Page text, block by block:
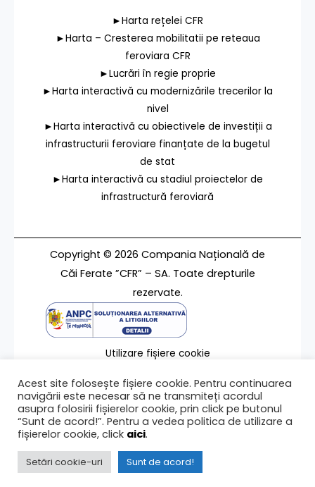
►Harta rețelei CFR
►Harta – Cresterea mobilitatii pe reteaua
feroviara CFR
►Lucrări în regie proprie
►Harta interactivă cu modernizările trecerilor la
nivel
►Harta interactivă cu obiectivele de investiții a
infrastructurii feroviare finanțate de la bugetul
de stat
►Harta interactivă cu stadiul proiectelor de
infrastructură feroviară
Copyright © 2026 Compania Națională de
Căi Ferate ”CFR” – SA. Toate drepturile
rezervate.
Utilizare fișiere cookie
Contact
Ultima modificare a paginii 11/07/2016
Acest site folosește fișiere cookie. Pentru continuarea
navigării este necesar să ne transmiteți acordul
asupra folosirii fișierelor cookie, prin click pe butonul
“Sunt de acord!”. Pentru a vedea politica de utilizare a
fișierelor cookie, click aici.
Setări cookie-uri Sunt de acord!